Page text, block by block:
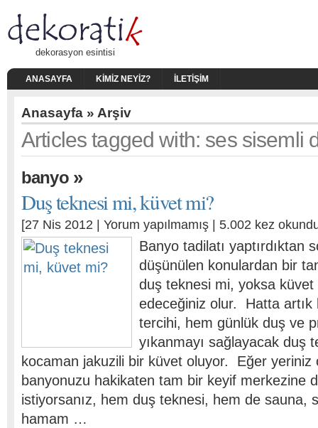
dekorasyon esintisi
ANASAYFA KIMIZ NEYIZ? İLETIŞIM
Anasayfa » Arşiv
Articles tagged with: ses sisemli
banyo»
Duş teknesi mi, küvet mi?
[27 Nis 2012 | Yorum yapılmamış | 5.002 kez
Banyo tadilatı yaptırdıktan
düşünülen konulardan bir
duş teknesi mi, yoksa küvet
edeceğiniz olur. Hatta artık
tercihi, hem günlük duş ve
yıkanmayı sağlayacak duş
kocaman jakuzili bir küvet oluyor. Eğer yeriniz
banyonuzu hakikaten tam bir keyif merkezine
istiyorsanız, hem duş teknesi, hem de sauna,
hamam …